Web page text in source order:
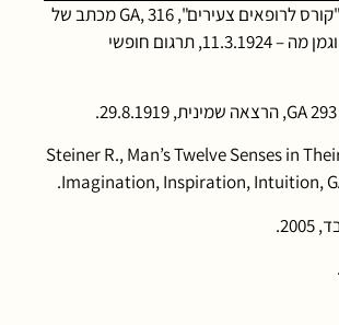
1. מתוך נספח ל"קורס לרופאים צעירים", 316 ,GA מכתב של
ר. שטיינר ואיטה וגמן מה – 11.3.1924, תרגום חופשי
3. Steiner R., Man’s Twelve Senses in
Imagination, Inspiration, Intuition,